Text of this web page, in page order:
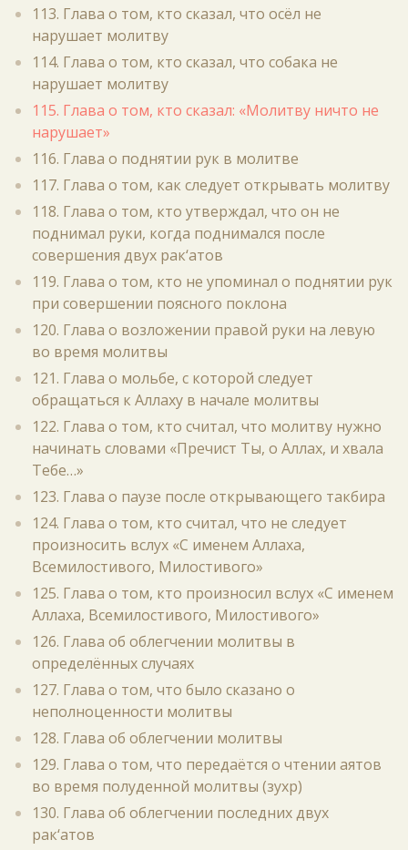
113. Глава о том, кто сказал, что осёл не
нарушает молитву
114. Глава о том, кто сказал, что собака не
нарушает молитву
115. Глава о том, кто сказал: «Молитву ничто не
нарушает»
116. Глава о поднятии рук в молитве
117. Глава о том, как следует открывать молитву
118. Глава о том, кто утверждал, что он не
поднимал руки, когда поднимался после
совершения двух рак‘атов
119. Глава о том, кто не упоминал о поднятии рук
при совершении поясного поклона
120. Глава о возложении правой руки на левую
во время молитвы
121. Глава о мольбе, с которой следует
обращаться к Аллаху в начале молитвы
122. Глава о том, кто считал, что молитву нужно
начинать словами «Пречист Ты, о Аллах, и хвала
Тебе…»
123. Глава о паузе после открывающего такбира
124. Глава о том, кто считал, что не следует
произносить вслух «С именем Аллаха,
Всемилостивого, Милостивого»
125. Глава о том, кто произносил вслух «С именем
Аллаха, Всемилостивого, Милостивого»
126. Глава об облегчении молитвы в
определённых случаях
127. Глава о том, что было сказано о
неполноценности молитвы
128. Глава об облегчении молитвы
129. Глава о том, что передаётся о чтении аятов
во время полуденной молитвы (зухр)
130. Глава об облегчении последних двух
рак‘атов